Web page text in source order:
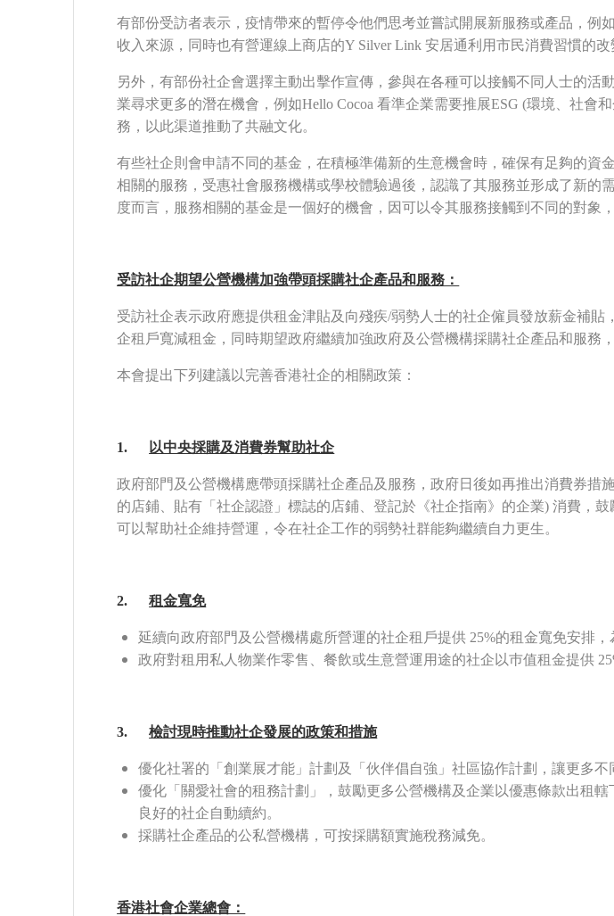
有部份受訪者表示，疫情帶來的暫停令他們思考並嘗試開展新服務或產品，
收入來源，同時也有營運線上商店的Y Silver Link 安居通利用市民消費習慣的
另外，有部份社企會選擇主動出擊作宣傳，參與在各種可以接觸不同人士的
業尋求更多的潛在機會，例如Hello Cocoa 看準企業需要推展ESG (環境、社
務，以此渠道推動了共融文化。
有些社企則會申請不同的基金，在積極準備新的生意機會時，確保有足夠的資
相關的服務，受惠社會服務機構或學校體驗過後，認識了其服務並形成了新
度而言，服務相關的基金是一個好的機會，因可以令其服務接觸到不同的對象
受訪社企期望公營機構加強帶頭採購社企產品和服務：
受訪社企表示政府應提供租金津貼及向殘疾/弱勢人士的社企僱員發放薪金補
企租戶寬減租金，同時期望政府繼續加強政府及公營機構採購社企產品和服務
本會提出下列建議以完善香港社企的相關政策：
1. 以中央採購及消費券幫助社企
政府部門及公營機構應帶頭採購社企產品及服務，政府日後如再推出消費券措
的店鋪、貼有「社企認證」標誌的店鋪、登記於《社企指南》的企業) 消費，
可以幫助社企維持營運，令在社企工作的弱勢社群能夠繼續自力更生。
2.租金寬免
延續向政府部門及公營機構處所營運的社企租戶提供 25%的租金寬免安排，
政府對租用私人物業作零售、餐飲或生意營運用途的社企以巿值租金提供
3.檢討現時推動社企發展的政策和措施
優化社署的「創業展才能」計劃及「伙伴倡自強」社區協作計劃，讓更多
優化「關愛社會的租務計劃」，鼓勵更多公營機構及企業以優惠條款出租
良好的社企自動續約。
採購社企產品的公私營機構，可按採購額實施稅務減免。
香港社會企業總會：